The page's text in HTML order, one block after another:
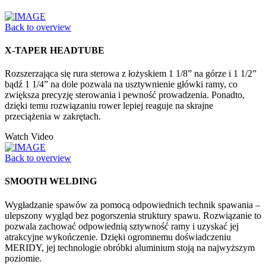
Back to overview
X-TAPER HEADTUBE
Rozszerzająca się rura sterowa z łożyskiem 1 1/8” na górze i 1 1/2”
bądź 1 1/4” na dole pozwala na usztywnienie główki ramy, co
zwiększa precyzję sterowania i pewność prowadzenia. Ponadto,
dzięki temu rozwiązaniu rower lepiej reaguje na skrajne
przeciążenia w zakrętach.
Watch Video
Back to overview
SMOOTH WELDING
Wygładzanie spawów za pomocą odpowiednich technik spawania –
ulepszony wygląd bez pogorszenia struktury spawu. Rozwiązanie to
pozwala zachować odpowiednią sztywność ramy i uzyskać jej
atrakcyjne wykończenie. Dzięki ogromnemu doświadczeniu
MERIDY, jej technologie obróbki aluminium stoją na najwyższym
poziomie.